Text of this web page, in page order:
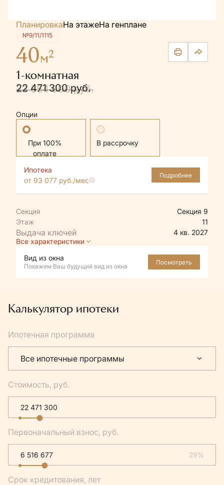
ПланировкаНа этажеНа генплане
№9/11/1115
40м2
1-комнатная
23 654 000 руб.
22 471 300 руб.
Опции
Стандартная В рассрочку
Ипотека
от 93 077 руб./мес
Подробнее
Секция
Секция 9
Этаж
11
4 кв. 2027
Все характеристики
Вид из окна
Покажем Ваш будущий вид из окна
Посмотреть
Калькулятор ипотеки
Ипотечная программа
Все ипотечные программы
Стоимость, руб.
Первоначальный взнос, руб.
29%
Срок кредитования, лет